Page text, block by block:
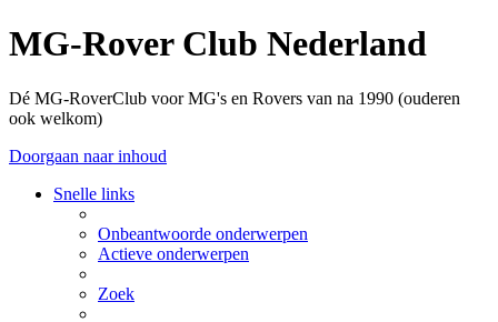
MG-Rover Club Nederland
Dé MG-RoverClub voor MG's en Rovers van na 1990 (ouderen
ook welkom)
Doorgaan naar inhoud
Snelle links
Onbeantwoorde onderwerpen
Actieve onderwerpen
Zoek